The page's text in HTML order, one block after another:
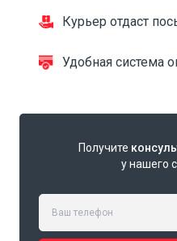
Курьер отдаст
Удобная система
Получите
у нашего